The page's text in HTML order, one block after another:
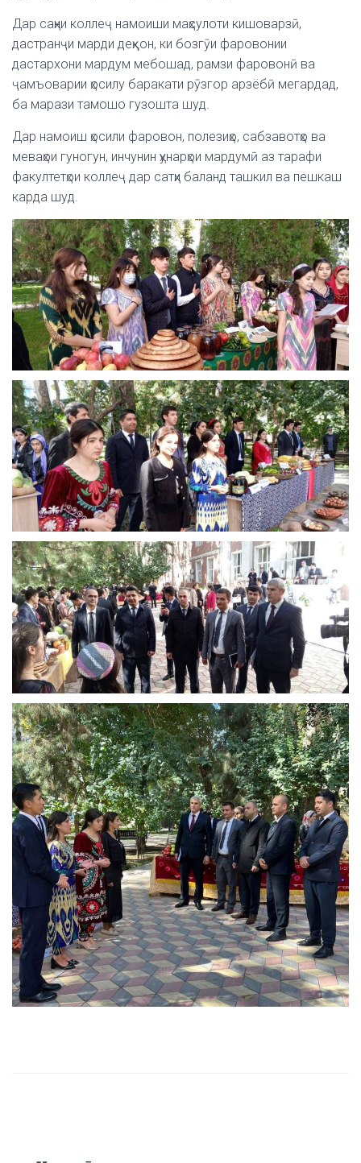
Дар саҳни коллеҷ намоиши маҳсулоти кишоварзӣ,
дастранҷи марди деҳқон, ки бозгӯи фаровонии
дастархони мардум мебошад, рамзи фаровонӣ ва
ҷамъоварии ҳосилу баракати рӯзгор арзёбӣ мегардад,
ба марази тамошо гузошта шуд.
Дар намоиш ҳосили фаровон, полезиҳо, сабзавотҳо ва
меваҳои гуногун, инчунин ҳунарҳои мардумӣ аз тарафи
факултетҳои коллеҷ дар сатҳи баланд ташкил ва пешкаш
карда шуд.